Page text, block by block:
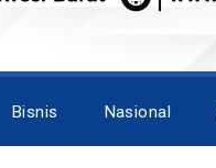
Bisnis Nasional